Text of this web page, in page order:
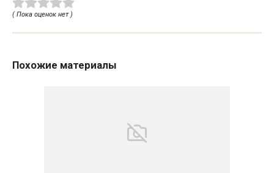
( Пока оценок нет )
Похожие материалы